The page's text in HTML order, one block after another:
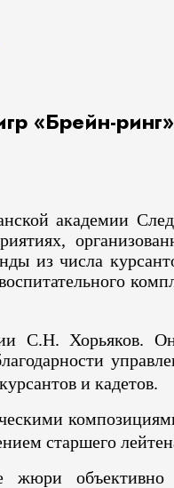
«Брейн-
академии
из числа
С.Н. Хорьяков.
и кадетов.
старшего
объективно